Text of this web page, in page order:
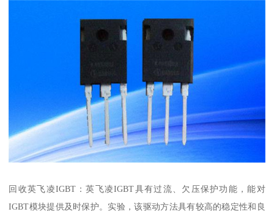
回收英飞凌IGBT：英飞凌IGBT具有过流、欠压保护功能，能对
IGBT模块提供及时保护。实验，该驱动方法具有较高的稳定性和良